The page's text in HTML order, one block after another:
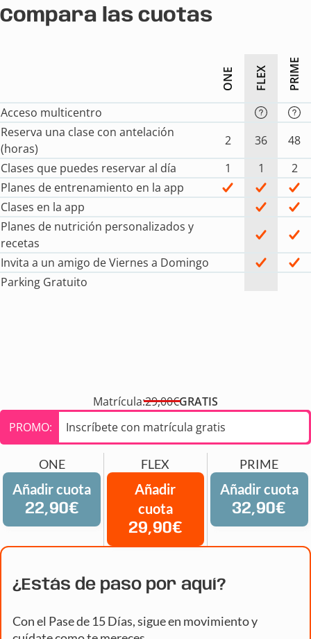
Compara las cuotas
ONE FLEX PRIME
Acceso multicentro
Reserva una clase con antelación
(horas)
2 36
48
Clases que puedes reservar al día
1 1
2
Planes de entrenamiento en la app
Clases en la app
Planes de nutrición personalizados y
recetas
Invita a un amigo de Viernes a Domingo
Parking Gratuito
Matrícula:29,00€GRATIS
PROMO:
Inscríbete con matrícula gratis
ONE
Añadir cuota
22,90€
FLEX
Añadir
cuota
29,90€
PRIME
Añadir cuota
32,90€
¿Estás de paso por aquí?
Con el Pase de 15 Días, sigue en movimiento y